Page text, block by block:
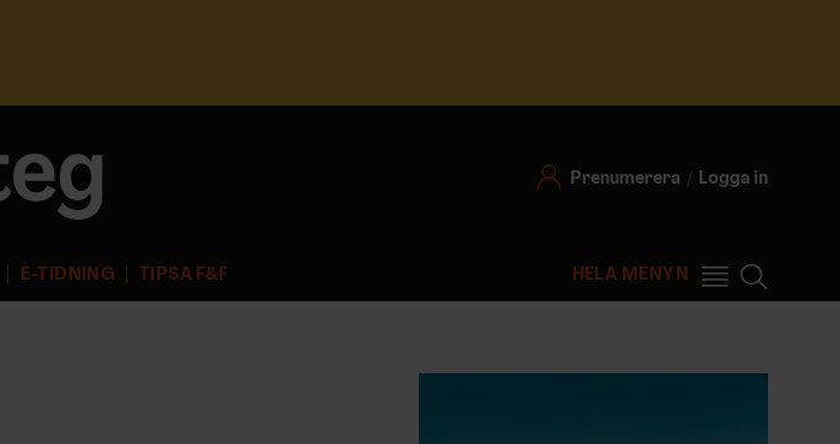
Prenumerera Logga in
E-TIDNING TIPSA F&F HELA MENYN
r